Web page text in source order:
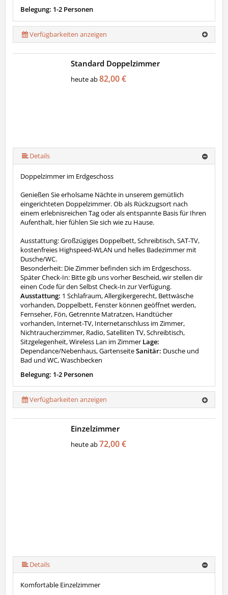
Belegung: 1-2 Personen
Verfügbarkeiten anzeigen
Standard Doppelzimmer
heute ab82,00 €
Details
Doppelzimmer im Erdgeschoss
Genießen Sie erholsame Nächte in unserem gemütlich
eingerichteten Doppelzimmer. Ob als Rückzugsort nach
einem erlebnisreichen Tag oder als entspannte Basis für Ihren
Aufenthalt, hier fühlen Sie sich wie zu Hause.
Ausstattung: Großzügiges Doppelbett, Schreibtisch, SAT-TV,
kostenfreies Highspeed-WLAN und helles Badezimmer mit
Dusche/WC.
Besonderheit: Die Zimmer befinden sich im Erdgeschoss.
Später Check-In: Bitte gib uns vorher Bescheid, wir stellen dir
einen Code für den Selbst Check-In zur Verfügung.
Ausstattung: 1 Schlafraum, Allergikergerecht, Bettwäsche
vorhanden, Doppelbett, Fenster können geöffnet werden,
Fernseher, Fön, Getrennte Matratzen, Handtücher
vorhanden, Internet-TV, Internetanschluss im Zimmer,
Nichtraucherzimmer, Radio, Satelliten TV, Schreibtisch,
Sitzgelegenheit, Wireless Lan im Zimmer Lage:
Dependance/Nebenhaus, GartenseiteSanitär: Dusche und
Bad und WC, Waschbecken
Belegung: 1-2 Personen
Verfügbarkeiten anzeigen
Einzelzimmer
heute ab72,00 €
Details
Komfortable Einzelzimmer